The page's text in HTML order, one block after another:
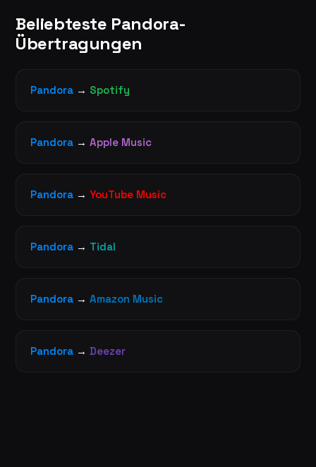
Beliebteste Pandora-
Übertragungen
Pandora → Spotify
Pandora → Apple Music
Pandora → YouTube Music
Pandora → Tidal
Pandora → Amazon Music
Pandora → Deezer